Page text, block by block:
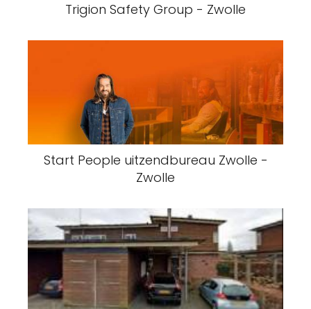
Trigion Safety Group - Zwolle
Start People uitzendbureau Zwolle -
Zwolle